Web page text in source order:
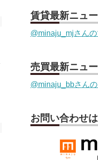
賃貸最新ニュ
@minaju_mjさんの
売買最新ニュ
@minaju_bbさん
お問い合わせ